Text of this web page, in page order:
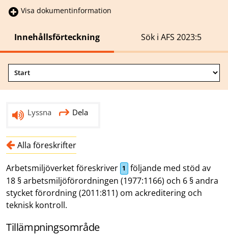
Visa dokumentinformation
Innehållsförteckning Sök i AFS 2023:5
Lyssna Dela
Alla föreskrifter
Arbetsmiljöverket föreskriver 1
följande med stöd av
18 § arbetsmiljöförordningen (1977:1166) och 6 § andra
stycket förordning (2011:811) om ackreditering och
teknisk kontroll.
Tillämpningsområde